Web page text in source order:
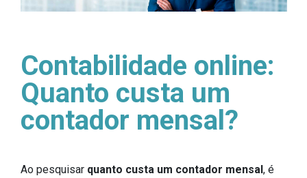
Contabilidade online:
Quanto custa um
contador mensal?
Ao pesquisar quanto custa um contador mensal, é